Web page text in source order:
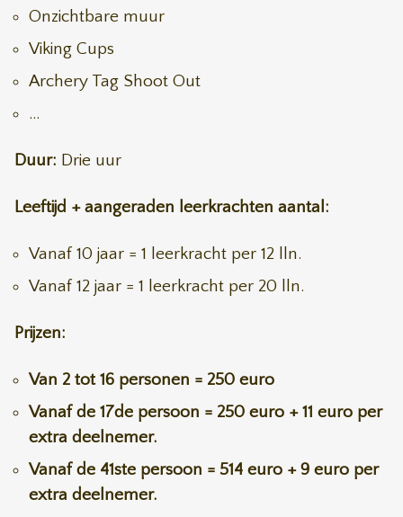
Onzichtbare muur
Viking Cups
Archery Tag Shoot Out
...
Duur: Drie uur
Leeftijd + aangeraden leerkrachten aantal:
Vanaf 10 jaar = 1 leerkracht per 12 lln.
Vanaf 12 jaar = 1 leerkracht per 20 lln.
Prijzen:
Van 2 tot 16 personen = 250 euro
Vanaf de 17de persoon = 250 euro + 11 euro per
extra deelnemer.
Vanaf de 41ste persoon = 514 euro + 9 euro per
extra deelnemer.